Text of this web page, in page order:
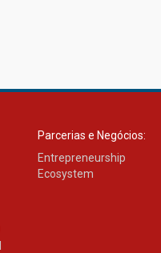
Parcerias e Negócios:
Entrepreneurship
Ecosystem